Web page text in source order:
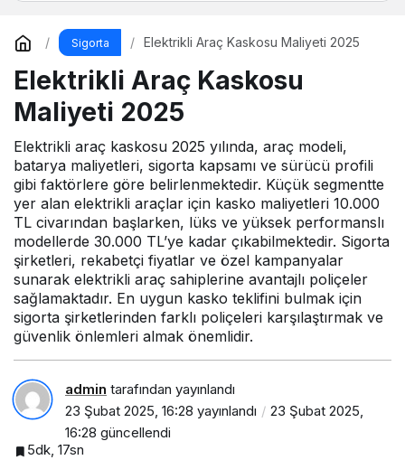
Sigorta Elektrikli Araç Kaskosu Maliyeti 2025
Elektrikli Araç Kaskosu
Maliyeti 2025
Elektrikli araç kaskosu 2025 yılında, araç modeli,
batarya maliyetleri, sigorta kapsamı ve sürücü profili
gibi faktörlere göre belirlenmektedir. Küçük segmentte
yer alan elektrikli araçlar için kasko maliyetleri 10.000
TL civarından başlarken, lüks ve yüksek performanslı
modellerde 30.000 TL’ye kadar çıkabilmektedir. Sigorta
şirketleri, rekabetçi fiyatlar ve özel kampanyalar
sunarak elektrikli araç sahiplerine avantajlı poliçeler
sağlamaktadır. En uygun kasko teklifini bulmak için
sigorta şirketlerinden farklı poliçeleri karşılaştırmak ve
güvenlik önlemleri almak önemlidir.
admin tarafından yayınlandı
23 Şubat 2025, 16:28 yayınlandı
23 Şubat 2025,
16:28 güncellendi
5dk, 17sn